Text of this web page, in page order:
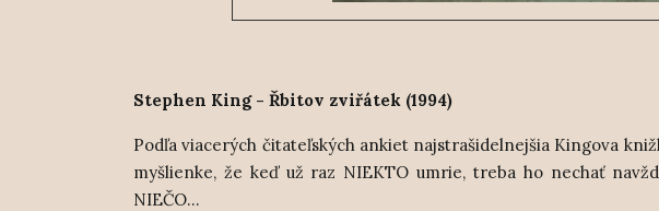
Stephen King - Řbitov zviřátek (1994)
Podľa viacerých čitateľských ankiet najstrašidelnejšia Kingova
myšlienke, že keď už raz NIEKTO umrie, treba ho nechať
NIEČO...